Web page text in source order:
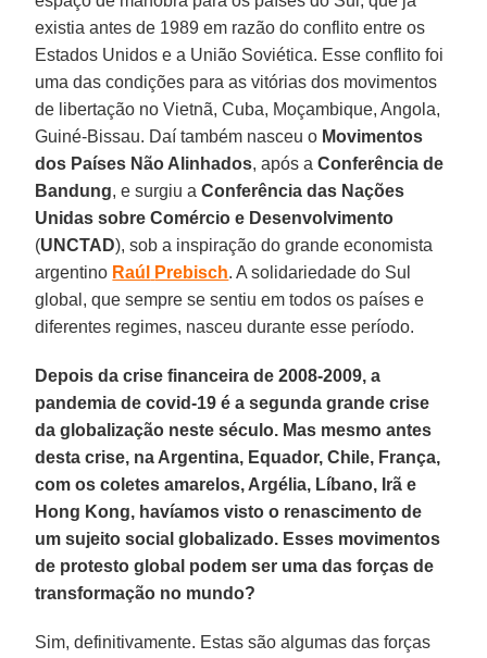
existia antes de 1989 em razão do conflito entre os
Estados Unidos e a União Soviética. Esse conflito foi
uma das condições para as vitórias dos movimentos
de libertação no Vietnã, Cuba, Moçambique, Angola,
Guiné-Bissau. Daí também nasceu o Movimentos
dos Países Não Alinhados, após aConferência de
Bandung, e surgiu aConferência das Nações
Unidas sobre Comércio e Desenvolvimento
(UNCTAD), sob a inspiração do grande economista
argentino Raúl Prebisch. A solidariedade do Sul
global, que sempre se sentiu em todos os países e
diferentes regimes, nasceu durante esse período.
Depois da crise financeira de 2008-2009, a
pandemia de covid-19 é a segunda grande crise
da globalização neste século. Mas mesmo antes
desta crise, na Argentina, Equador, Chile, França,
com os coletes amarelos, Argélia, Líbano, Irã e
Hong Kong, havíamos visto o renascimento de
um sujeito social globalizado. Esses movimentos
de protesto global podem ser uma das forças de
transformação no mundo?
Sim, definitivamente. Estas são algumas das forças